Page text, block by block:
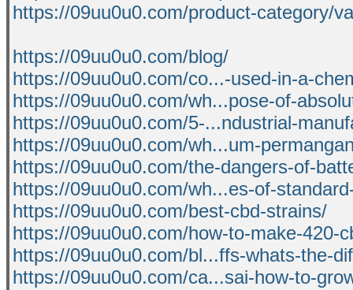
https://09uu0u0.com/product-category/
https://09uu0u0.com/blog/
https://09uu0u0.com/co...-used-in-a-
https://09uu0u0.com/wh...pose-of-
https://09uu0u0.com/5-...ndustrial-
https://09uu0u0.com/wh...um-
https://09uu0u0.com/the-dangers-of-
https://09uu0u0.com/wh...es-of-
https://09uu0u0.com/best-cbd-strains/
https://09uu0u0.com/how-to-make-420-
https://09uu0u0.com/bl...ffs-whats-the-
https://09uu0u0.com/ca...sai-how-to-